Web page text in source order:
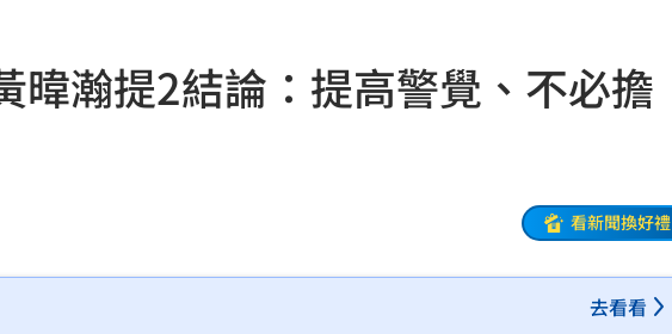
傻眼了
主超傻眼 19:47
判賠金曝
狀態超好
民真面目
瀚提2結論：提高警覺、不必擔
看新聞換好禮
去看看